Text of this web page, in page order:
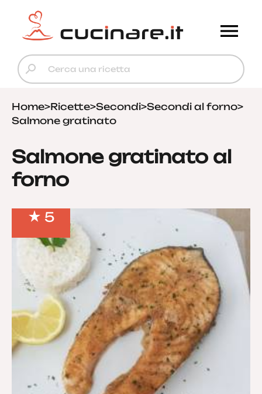
Home>Ricette>Secondi>Secondi al forno>
Salmone gratinato
Salmone gratinato al
forno
5